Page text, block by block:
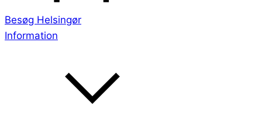
Besøg Helsingør
Information